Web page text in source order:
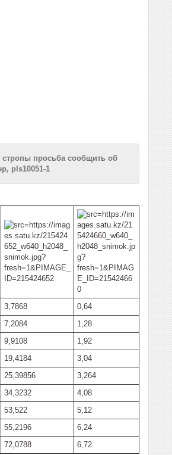
просьба сообщить об
pls10051-1
3,7868
0,64
7,2084
1,28
9,9108
1,92
19,4184
3,04
25,39856
3,264
34,3232
4,08
53,522
5,12
55,2196
6,24
72,0788 6,72